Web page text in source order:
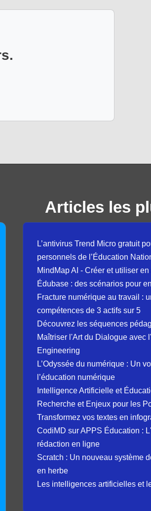
Articles les
L’antivirus Trend Micro gratuit
personnels de l’Éducation
MindMap AI - Créer et utiliser
Édubase : des scénarios pour
Fracture numérique au travail :
compétences de 3 actifs sur 5
Découvrez les séquences
Maîtriser l'Art du Dialogue avec
Engineering
L’Odyssée du numérique : Un
l’éducation numérique
Intelligence Artificielle et
Recherche et Enjeux pour les
Transformez vos textes en
CodiMD sur APPS Éducation :
rédaction en ligne
Scratch : Un nouveau système
en herbe
Les intelligences artificielles et